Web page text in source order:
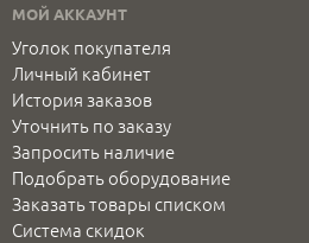
МОЙ АККАУНТ
Уголок покупателя
Личный кабинет
История заказов
Уточнить по заказу
Запросить наличие
Подобрать оборудование
Заказать товары списком
Система скидок